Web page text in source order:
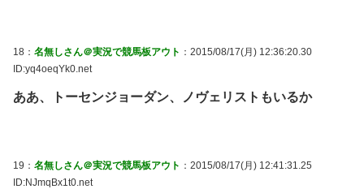
18： 名無しさん＠実況で競馬板アウト ：2015/08/17(月) 12:36:20.30
ID:yq4oeqYk0.net
ああ、トーセンジョーダン、ノヴェリストもいるか
19： 名無しさん＠実況で競馬板アウト ：2015/08/17(月) 12:41:31.25
ID:NJmqBx1t0.net